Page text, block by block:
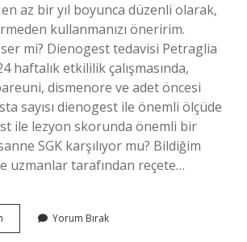
az bir yıl boyunca düzenli olarak,
kullanmanızı öneririm.
mi? Dienogest tedavisi Petraglia
haftalık etkililik çalışmasında,
dismenore ve adet öncesi
sayısı dienogest ile önemli ölçüde
ile lezyon skorunda önemli bir
SGK karşılıyor mu? Bildiğim
uzmanlar tarafından reçete…
Nedir
Yorum Bırak